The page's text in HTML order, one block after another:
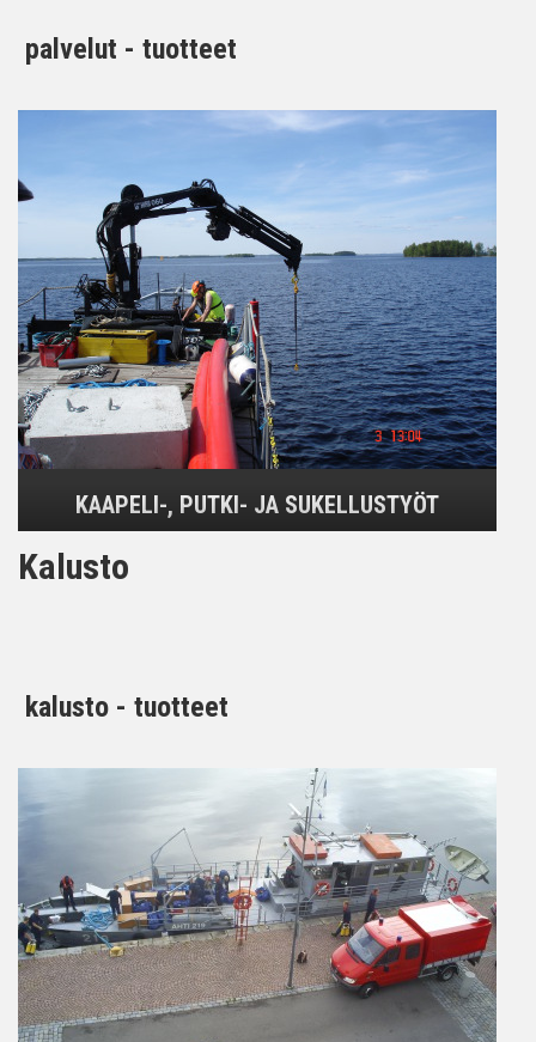
palvelut - tuotteet
KAAPELI-, PUTKI- JA SUKELLUSTYÖT
Kalusto
kalusto - tuotteet